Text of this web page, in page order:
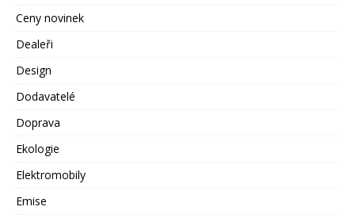
Ceny novinek
Dealeři
Design
Dodavatelé
Doprava
Ekologie
Elektromobily
Emise